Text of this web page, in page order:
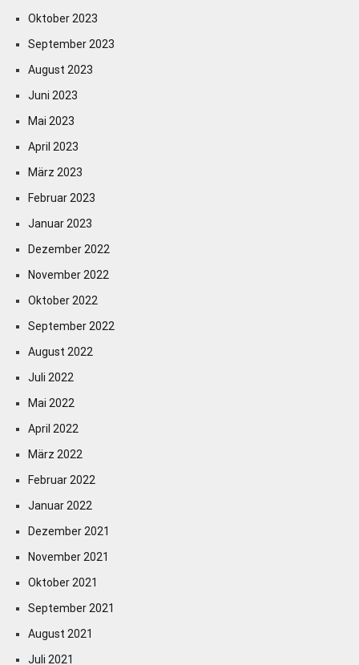
Oktober 2023
September 2023
August 2023
Juni 2023
Mai 2023
April 2023
März 2023
Februar 2023
Januar 2023
Dezember 2022
November 2022
Oktober 2022
September 2022
August 2022
Juli 2022
Mai 2022
April 2022
März 2022
Februar 2022
Januar 2022
Dezember 2021
November 2021
Oktober 2021
September 2021
August 2021
Juli 2021